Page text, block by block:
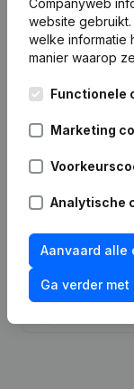
Datum
26-10-
25-11-2013
Companyweb
website gebruikt.
welke informatie
manier waarop
Functionele
Marketing
Analytische
Aanvaard alle
Ga verder